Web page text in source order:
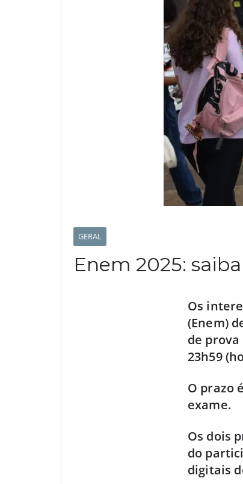
GERAL
Enem 2025:
Os
(Enem)
de
23h59
O prazo
exame.
Os dois
do
digitais